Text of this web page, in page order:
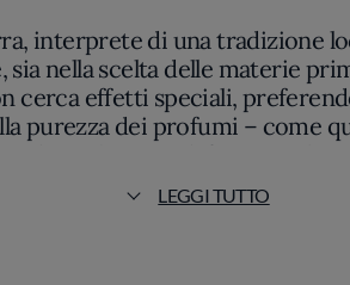
interprete di una tradizione
nella scelta delle materie
cerca effetti speciali,
purezza dei profumi – come
e accenni più personali,
LEGGI TUTTO